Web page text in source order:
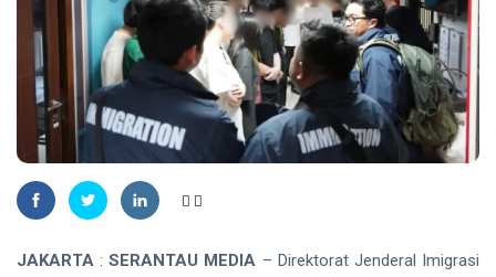
Nasional
dan
Direktur
PT
Bintan
Karya
Bahari
TANJUNGPINANG
DPKP
Tanjungpinang
Serahkan
Buaya Muara
Hasil Evakuasi
Taman Safari
Lagoi
06 Aug,
2026
21
views
HUKRIM
Polda Riau
Jenazah
06 Aug,
25
JAKARTA : SERANTAU MEDIA – Direktorat Jenderal Imigrasi